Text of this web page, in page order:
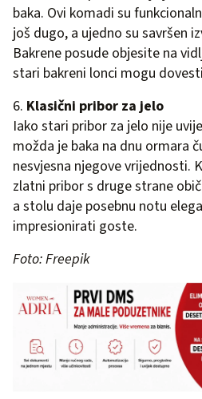
baka. Ovi komadi su
još dugo, a ujedno su savršen
Bakrene posude objesite na
stari bakreni lonci mogu
6. Klasični pribor za jelo
Iako stari pribor za jelo nije
možda je baka na dnu ormara
nesvjesna njegove vrijednosti.
zlatni pribor s druge strane
a stolu daje posebnu notu
impresionirati goste.
Foto: Freepik